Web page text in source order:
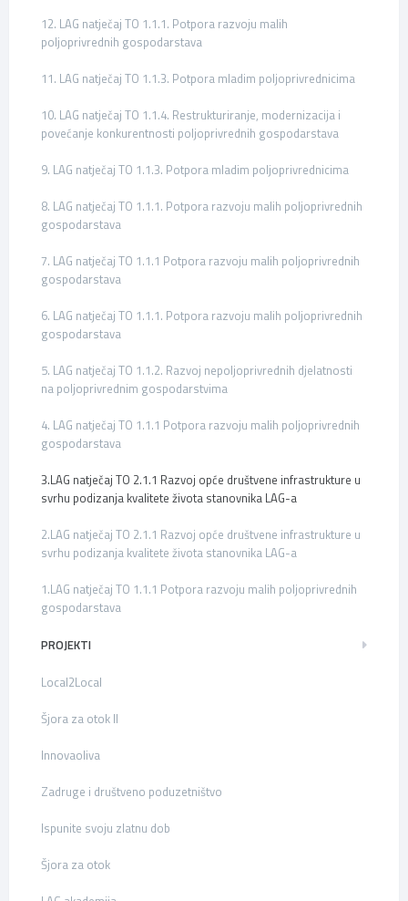
12. LAG natječaj TO 1.1.1. Potpora razvoju malih
poljoprivrednih gospodarstava
11. LAG natječaj TO 1.1.3. Potpora mladim poljoprivrednicima
10. LAG natječaj TO 1.1.4. Restrukturiranje, modernizacija i
povećanje konkurentnosti poljoprivrednih gospodarstava
9. LAG natječaj TO 1.1.3. Potpora mladim poljoprivrednicima
8. LAG natječaj TO 1.1.1. Potpora razvoju malih poljoprivrednih
gospodarstava
7. LAG natječaj TO 1.1.1 Potpora razvoju malih poljoprivrednih
gospodarstava
6. LAG natječaj TO 1.1.1. Potpora razvoju malih poljoprivrednih
gospodarstava
5. LAG natječaj TO 1.1.2. Razvoj nepoljoprivrednih djelatnosti
na poljoprivrednim gospodarstvima
4. LAG natječaj TO 1.1.1 Potpora razvoju malih poljoprivrednih
gospodarstava
3.LAG natječaj TO 2.1.1 Razvoj opće društvene infrastrukture u
svrhu podizanja kvalitete života stanovnika LAG-a
2.LAG natječaj TO 2.1.1 Razvoj opće društvene infrastrukture u
svrhu podizanja kvalitete života stanovnika LAG-a
1.LAG natječaj TO 1.1.1 Potpora razvoju malih poljoprivrednih
gospodarstava
PROJEKTI
Local2Local
Šjora za otok II
Innovaoliva
Zadruge i društveno poduzetništvo
Ispunite svoju zlatnu dob
Šjora za otok